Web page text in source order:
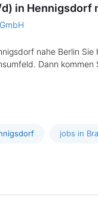
in Hennigsdorf
nahe Berlin
Dann
jobs in